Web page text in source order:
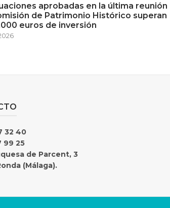
aprobadas en la última reunión
de Patrimonio Histórico superan
euros de inversión
32 40
99 25
de Parcent, 3
(Málaga).